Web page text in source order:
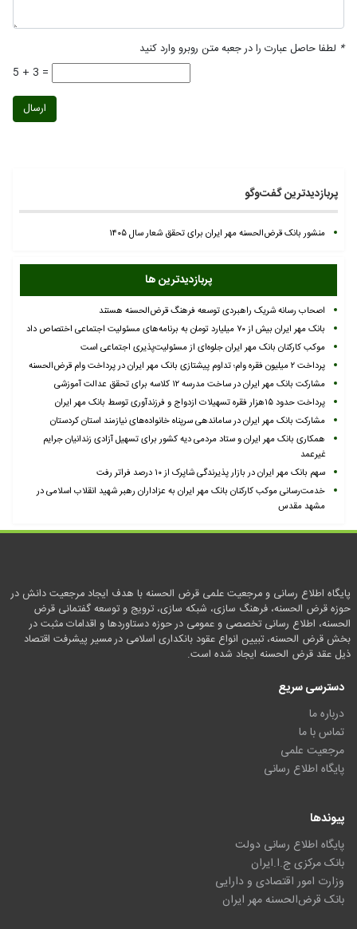
* لطفا حاصل عبارت را در جعبه متن روبرو وارد کنید
5 + 3 =
ارسال
پربازدیدترین گفت‌وگو
منشور بانک قرض‌الحسنه مهر ایران برای تحقق شعار سال ۱۴۰۵
پربازدیدترین ها
اصحاب رسانه شریک راهبردی توسعه فرهنگ قرض‌الحسنه هستند
بانک مهر ایران بیش از ۷۰ میلیارد تومان به برنامه‌های مسئولیت اجتماعی اختصاص داد
موکب کارکنان بانک مهر ایران جلوه‌ای از مسئولیت‌پذیری اجتماعی است
پرداخت ۲ میلیون فقره وام؛ تداوم پیشتازی بانک مهر ایران در پرداخت وام قرض‌الحسنه
مشارکت بانک مهر ایران در ساخت مدرسه ۱۲ کلاسه برای تحقق عدالت آموزشی
پرداخت حدود ۱۵هزار فقره تسهیلات ازدواج و فرزندآوری توسط بانک مهر ایران
مشارکت بانک مهر ایران در ساماندهی سرپناه خانواده‌های نیازمند استان کردستان
همکاری بانک مهر ایران و ستاد مردمی دیه کشور برای تسهیل آزادی زندانیان جرایم
غیرعمد
سهم بانک مهر ایران در بازار پذیرندگی شاپرک از ۱۰ درصد فراتر رفت
خدمت‌رسانی موکب کارکنان بانک مهر ایران به عزاداران رهبر شهید انقلاب اسلامی در
مشهد مقدس
پایگاه اطلاع رسانی و مرجعیت علمی قرض الحسنه با هدف ایجاد مرجعیت دانش در
حوزه قرض الحسنه، فرهنگ سازی، شبکه سازی، ترویج و توسعه گفتمانی قرض
الحسنه، اطلاع رسانی تخصصی و عمومی در حوزه دستاوردها و اقدامات مثبت در
بخش قرض الحسنه، تبیین انواع عقود بانکداری اسلامی در مسیر پیشرفت اقتصاد
ذیل عقد قرض الحسنه ایجاد شده است.
دسترسی سریع
درباره ما
تماس با ما
مرجعیت علمی
پایگاه اطلاع رسانی
پیوندها
پایگاه اطلاع رسانی دولت
بانک مرکزی ج.ا.ایران
وزارت امور اقتصادی و دارایی
بانک قرض‌الحسنه مهر ایران